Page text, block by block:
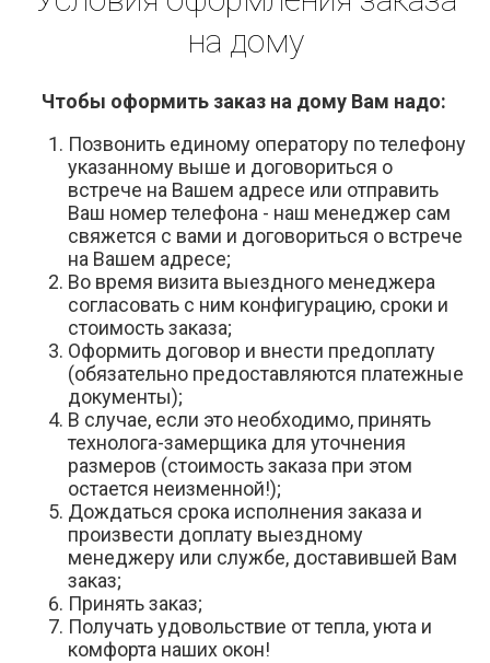
на дому
Чтобы оформить заказ на дому Вам надо:
Позвонить единому оператору по телефону
указанному выше и договориться о
встрече на Вашем адресе или отправить
Ваш номер телефона - наш менеджер сам
свяжется с вами и договориться о встрече
на Вашем адресе;
Во время визита выездного менеджера
согласовать с ним конфигурацию, сроки и
стоимость заказа;
Оформить договор и внести предоплату
(обязательно предоставляются платежные
документы);
В случае, если это необходимо, принять
технолога-замерщика для уточнения
размеров (стоимость заказа при этом
остается неизменной!);
Дождаться срока исполнения заказа и
произвести доплату выездному
менеджеру или службе, доставившей Вам
заказ;
Принять заказ;
Получать удовольствие от тепла, уюта и
комфорта наших окон!